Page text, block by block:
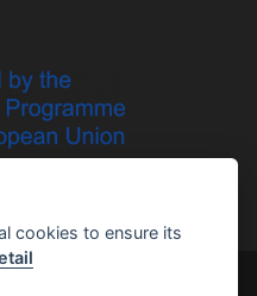
cookies to ensure its